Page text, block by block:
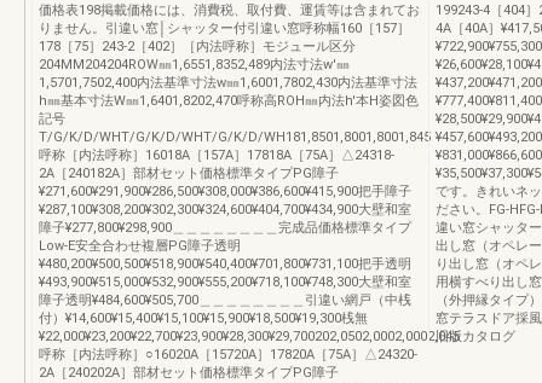
価格表198掲載価格には、消費税、取付費、運賃等は含まれてお
りません。引違い窓│シャッター付引違い窓呼称幅160［157］
178［75］243-2［402］［内法呼称］モジュール区分
204MM204204ROW㎜1,6551,8352,489内法寸法w'㎜
1,5701,7502,400内法基準寸法w㎜1,6001,7802,430内法基準寸法
h㎜基本寸法W㎜1,6401,8202,470呼称高ROH㎜内法h'本H姿図色
記号
T/G/K/D/WHT/G/K/D/WHT/G/K/D/WH181,8501,8001,8001,845
呼称［内法呼称］16018A［157A］17818A［75A］△24318-
2A［240182A］部材セット価格標準タイプPG障子
¥271,600¥291,900¥286,500¥308,000¥386,600¥415,900把手障子
¥287,100¥308,200¥302,300¥324,600¥404,700¥434,900大壁和室
障子¥277,800¥298,900＿＿＿＿＿＿＿＿完成品価格標準タイプ
Low-E安全合わせ複層PG障子透明
¥480,200¥500,500¥518,900¥540,400¥701,800¥731,100把手透明
¥493,900¥515,000¥532,900¥555,200¥718,100¥748,300大壁和室
障子透明¥484,600¥505,700＿＿＿＿＿＿＿＿引違い網戸（中桟
付）¥14,600¥15,400¥15,100¥15,900¥18,500¥19,300桟無
¥22,000¥23,200¥22,700¥23,900¥28,300¥29,700202,0502,0002,0002,045
呼称［内法呼称］○16020A［15720A］17820A［75A］△24320-
2A［240202A］部材セット価格標準タイプPG障子
199243-4［404
4A［40A］
です。きれいネ
ださい。FG-
違い窓シャッタ
出し窓（オペレ
り出し窓（オペ
用横すべり出し
（外押縁タイプ
窓テラスドア採
旧版カタログ